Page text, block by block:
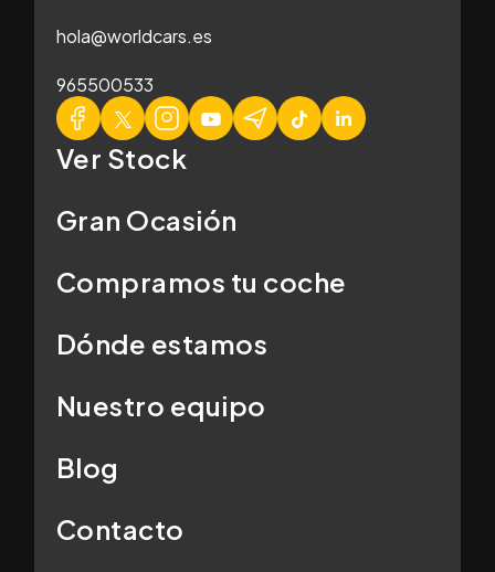
hola@worldcars.es
965500533
Ver Stock
Gran Ocasión
Compramos tu coche
Dónde estamos
Nuestro equipo
Blog
Contacto